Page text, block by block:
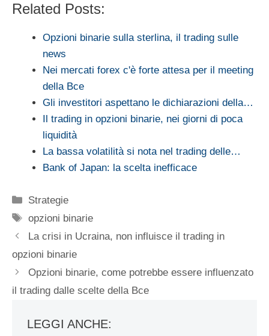
Related Posts:
Opzioni binarie sulla sterlina, il trading sulle
news
Nei mercati forex c'è forte attesa per il meeting
della Bce
Gli investitori aspettano le dichiarazioni della…
Il trading in opzioni binarie, nei giorni di poca
liquidità
La bassa volatilità si nota nel trading delle…
Bank of Japan: la scelta inefficace
Categorie
Strategie
Tag
opzioni binarie
La crisi in Ucraina, non influisce il trading in
opzioni binarie
Opzioni binarie, come potrebbe essere influenzato
il trading dalle scelte della Bce
LEGGI ANCHE: